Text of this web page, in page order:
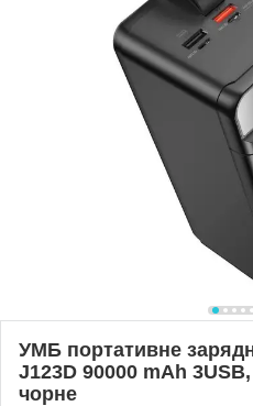
УМБ портативне
J123D 90000 mAh
чорне